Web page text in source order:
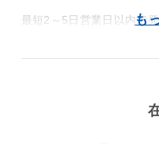
最短2～5日営業日以内で